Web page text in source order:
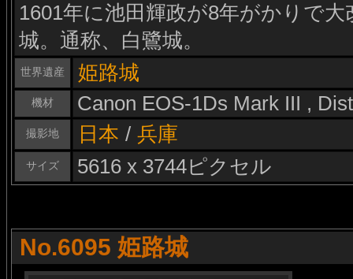
1601年に池田輝政が8年がかりで
城。通称、白鷺城。
世界遺産 姫路城
機材 Canon EOS-1Ds Mark III ,
撮影地 日本 / 兵庫
サイズ 5616 x 3744ピクセル
No.6095 姫路城